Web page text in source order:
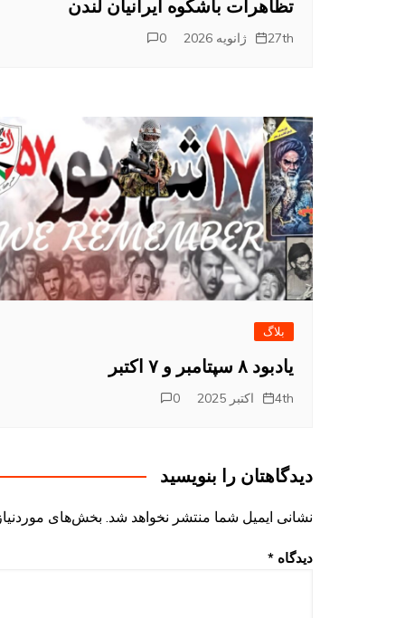
تظاهرات باشکوه ایرانیان لندن
27th ژانویه 2026 0
بلاگ
یادبود ۸ سپتامبر و ۷ اکتبر
4th اکتبر 2025 0
دیدگاهتان را بنویسید
نشانی ایمیل شما منتشر نخواهد شد. بخش‌های
دیدگاه *